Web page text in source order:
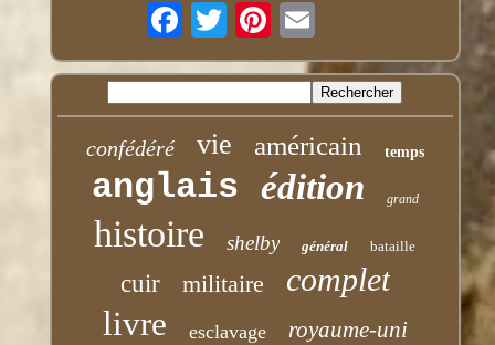
confédéré vie américain temps
anglais édition grand
histoire shelby général bataille
cuir militaire complet
livre esclavage royaume-uni